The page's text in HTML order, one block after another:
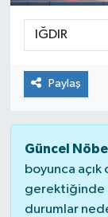
Paylaş
Güncel
boyunca açık
gerektiğinde
durumlar